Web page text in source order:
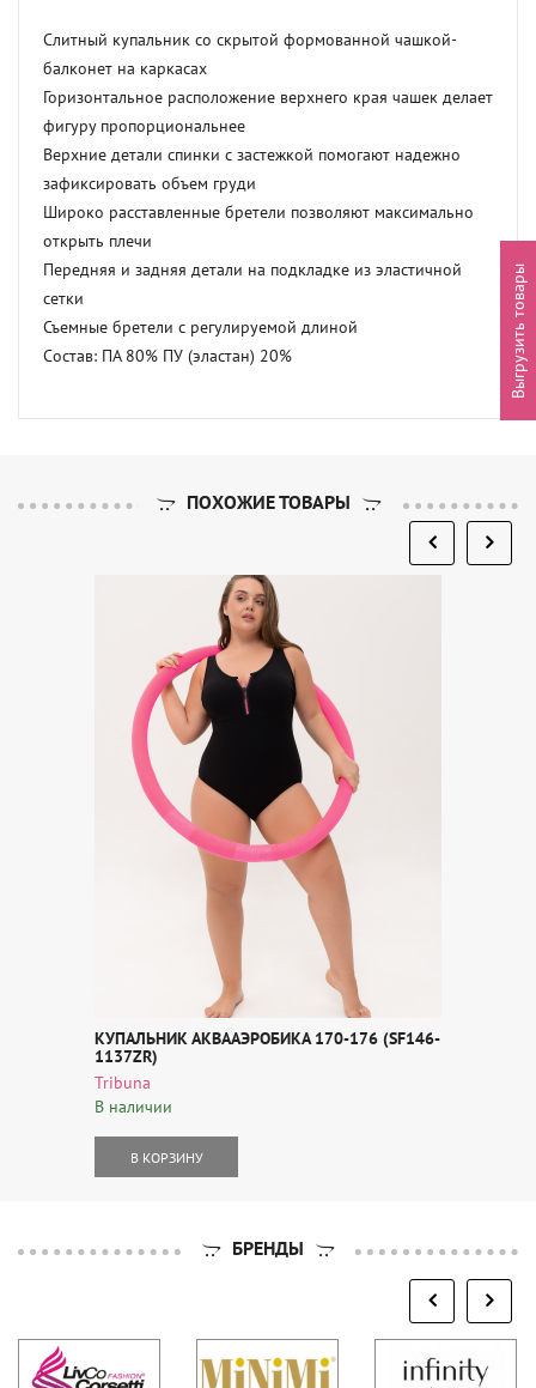
Слитный купальник со скрытой формованной чашкой-
балконет на каркасах
Горизонтальное расположение верхнего края чашек делает
фигуру пропорциональнее
Верхние детали спинки с застежкой помогают надежно
зафиксировать объем груди
Широко расставленные бретели позволяют максимально
открыть плечи
Передняя и задняя детали на подкладке из эластичной
сетки
Съемные бретели с регулируемой длиной
Состав: ПА 80% ПУ (эластан) 20%
ПОХОЖИЕ ТОВАРЫ
КУПАЛЬНИК АКВААЭРОБИКА 170-176 (SF146-
1137ZR)
Tribuna
В наличии
В КОРЗИНУ
БРЕНДЫ
Выгрузить товары